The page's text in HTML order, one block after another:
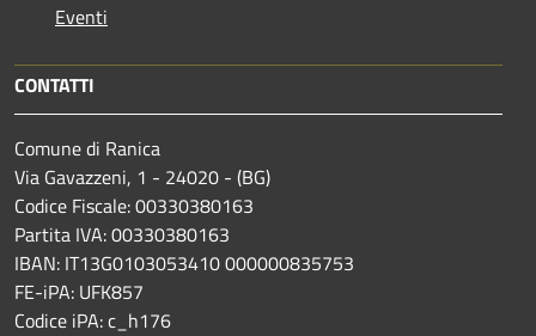
Eventi
CONTATTI
Comune di Ranica
Via Gavazzeni, 1 - 24020 - (BG)
Codice Fiscale: 00330380163
Partita IVA: 00330380163
IBAN: IT13G0103053410 000000835753
FE-iPA: UFK857
Codice iPA: c_h176